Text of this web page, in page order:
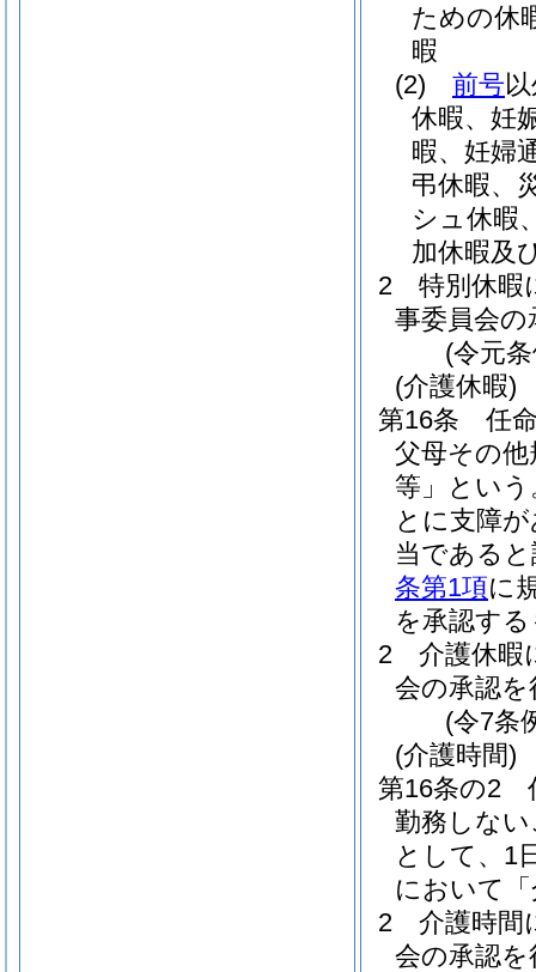
ための休
暇
(2)
前号
休暇、妊
暇、妊婦
弔休暇、
シュ休暇
加休暇及
2
特別休暇
事委員会
(令元
(介護休暇)
第16条
任
父母その
等」という
とに支障
当である
条第1項に
を承認す
2
介護休暇
会の承認
(令7条
(介護時間)
第16条の2
勤務しな
として、1
において
2
介護時間
会の承認